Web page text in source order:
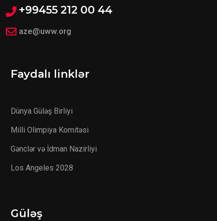
+99455 212 00 44
aze@uww.org
Faydalı linklər
Dünya Güləş Birliyi
Milli Olimpiya Komitəsi
Gənclər və İdman Nazirliyi
Los Angeles 2028
Güləş